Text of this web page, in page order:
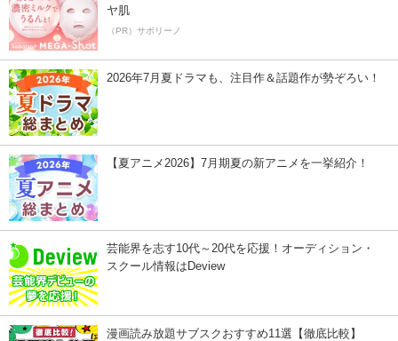
ヤ肌
（PR）サボリーノ
2026年7月夏ドラマも、注目作＆話題作が勢ぞろい！
【夏アニメ2026】7月期夏の新アニメを一挙紹介！
芸能界を志す10代～20代を応援！オーディション・
スクール情報はDeview
漫画読み放題サブスクおすすめ11選【徹底比較】